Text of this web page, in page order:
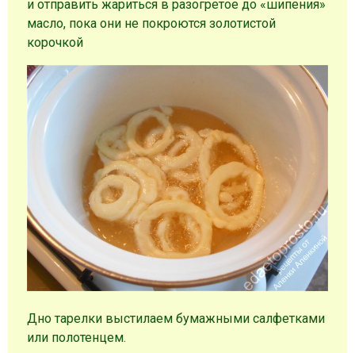
и отправить жариться в разогретое до «шипения»
масло, пока они не покроются золотистой
корочкой
Дно тарелки выстилаем бумажными салфетками
или полотенцем.